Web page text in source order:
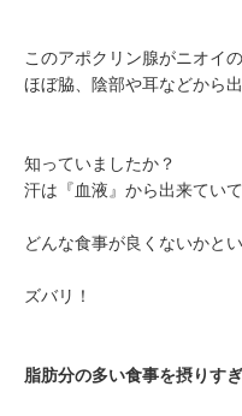
このアポクリン腺がニオイ
ほぼ脇、陰部や耳などから出
知っていましたか？
汗は『血液』から出来てい
どんな食事が良くないかと
ズバリ！
脂肪分の多い食事を摂りす